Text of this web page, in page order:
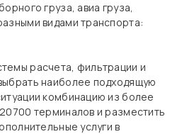
груза, авиа груза,
видами транспорта:
расчета, фильтрации и
наиболее подходящую
комбинацию из более
терминалов и разместить
услуги в